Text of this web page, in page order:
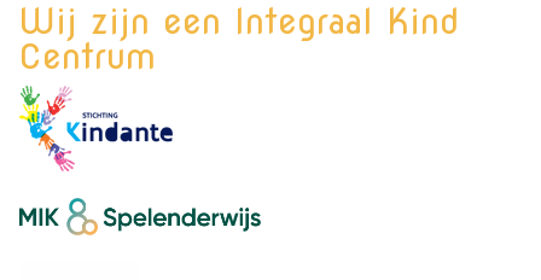
Wij zijn een Integraal Kind
Centrum